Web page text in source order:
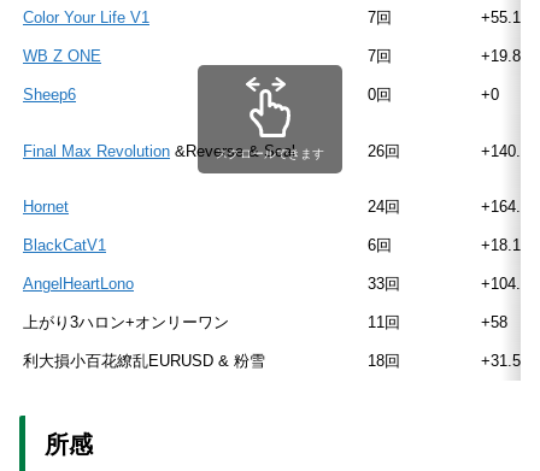
Color Your Life V1 7回 +55.1
WB Z ONE 7回 +19.8
Sheep6 0回 +0
Final Max Revolution &Reverse & Scal 26回 +140.5
Hornet 24回 +164.2
BlackCatV1 6回 +18.1
AngelHeartLono 33回 +104.4
上がり3ハロン+オンリーワン 11回 +58
利大損小百花繚乱EURUSD & 粉雪 18回 +31.5
スクロールできます
所感